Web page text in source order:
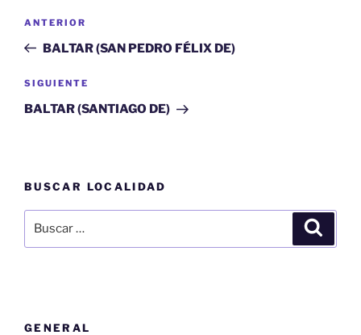
entradas
Entrada
anterior:
ANTERIOR
BALTAR (SAN PEDRO FÉLIX DE)
Siguiente
entrada
SIGUIENTE
BALTAR (SANTIAGO DE)
BUSCAR LOCALIDAD
por:
GENERAL